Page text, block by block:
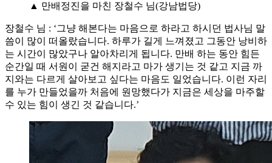
▲ 만배정진을 마친 장철수 님(강남법당)
장철수 님 : ‘그냥 해본다는 마음으로 하라고 하시던 법사님 말
씀이 많이 떠올랐습니다. 하루가 길게 느껴졌고 그동안 낭비하
는 시간이 많았구나 알아차리게 됩니다. 만배 하는 동안 힘든
순간일 때 서원이 굳건 해지라고 마가 생기는 것 같고 지금 까
지와는 다르게 살아보고 싶다는 마음도 일었습니다. 이런 자리
를 누가 만들었을까 처음에 원망했다가 지금은 세상을 마주할
수 있는 힘이 생긴 것 같습니다.’